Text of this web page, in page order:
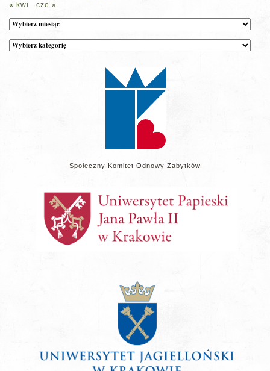
« kwi
cze »
Archiwum
Kategorie
wpisów
Społeczny Komitet Odnowy Zabytków